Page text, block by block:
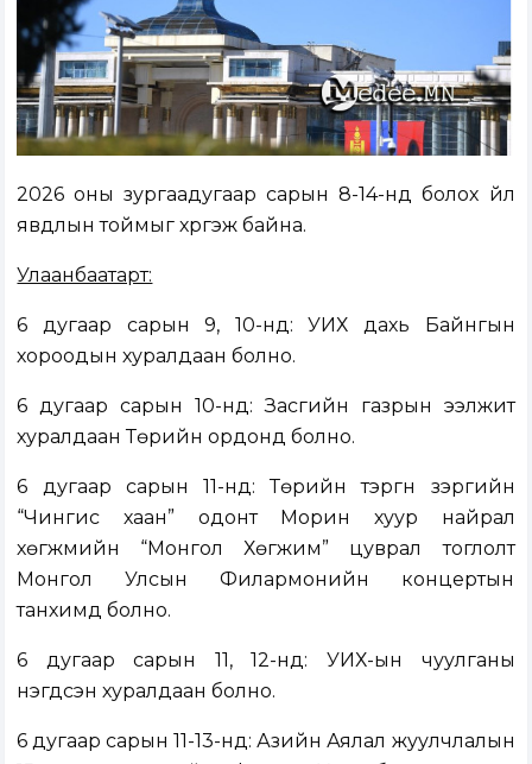
2026 оны зургаадугаар сарын 8-14-нд болох үйл
явдлын тоймыг хүргэж байна.
Улаанбаатарт:
6 дугаар сарын 9, 10-нд: УИХ дахь Байнгын
хороодын хуралдаан болно.
6 дугаар сарын 10-нд: Засгийн газрын ээлжит
хуралдаан Төрийн ордонд болно.
6 дугаар сарын 11-нд: Төрийн тэргүүн зэргийн
“Чингис хаан” одонт Морин хуур найрал
хөгжмийн “Монгол Хөгжим” цуврал тоглолт
Монгол Улсын Филармонийн концертын
танхимд болно.
6 дугаар сарын 11, 12-нд: УИХ-ын чуулганы
нэгдсэн хуралдаан болно.
6 дугаар сарын 11-13-нд: Азийн Аялал жуулчлалын